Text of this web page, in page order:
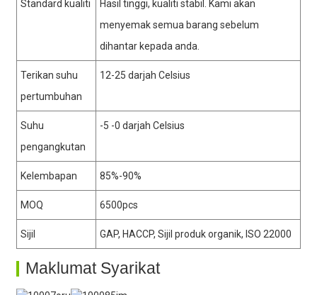
Standard kualiti
Hasil tinggi, kualiti stabil. Kami akan
menyemak semua barang sebelum
dihantar kepada anda.
Terikan suhu
pertumbuhan
12-25 darjah Celsius
Suhu
pengangkutan
-5 -0 darjah Celsius
Kelembapan 85%-90%
MOQ 6500pcs
Sijil GAP, HACCP, Sijil produk organik, ISO 22000
Maklumat Syarikat